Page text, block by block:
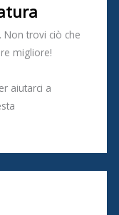
Non trovi ciò che
migliore!
aiutarci a